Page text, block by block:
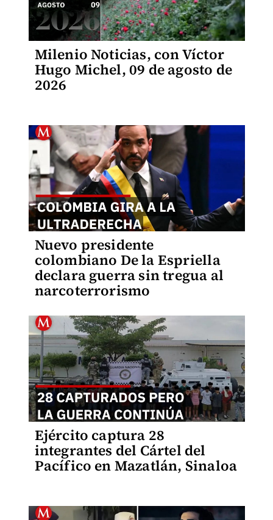
Milenio Noticias, con Víctor
Hugo Michel, 09 de agosto de
2026
Nuevo presidente
colombiano De la Espriella
declara guerra sin tregua al
narcoterrorismo
Ejército captura 28
integrantes del Cártel del
Pacífico en Mazatlán, Sinaloa